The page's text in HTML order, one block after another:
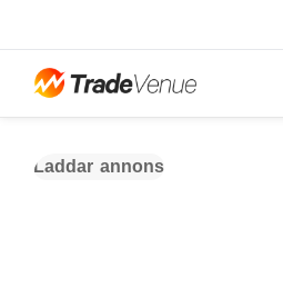
Laddar annons